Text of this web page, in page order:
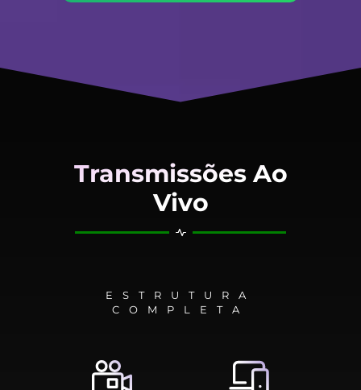
Transmissões Ao
Vivo
ESTRUTURA
COMPLETA